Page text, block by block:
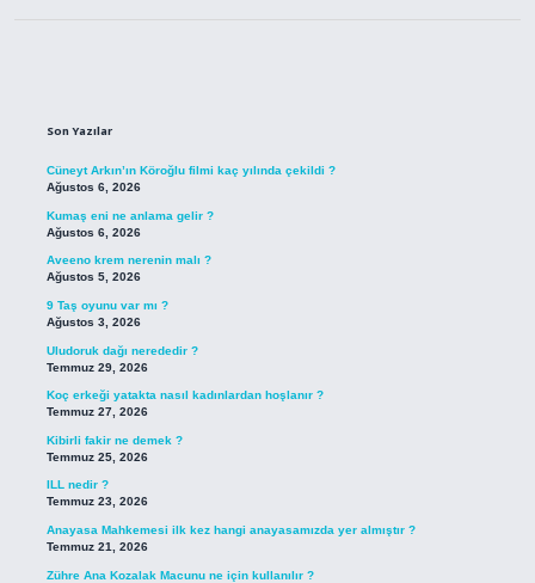
Son Yazılar
Cüneyt Arkın’ın Köroğlu filmi kaç yılında çekildi ?
Ağustos 6, 2026
Kumaş eni ne anlama gelir ?
Ağustos 6, 2026
Aveeno krem nerenin malı ?
Ağustos 5, 2026
9 Taş oyunu var mı ?
Ağustos 3, 2026
Uludoruk dağı nerededir ?
Temmuz 29, 2026
Koç erkeği yatakta nasıl kadınlardan hoşlanır ?
Temmuz 27, 2026
Kibirli fakir ne demek ?
Temmuz 25, 2026
ILL nedir ?
Temmuz 23, 2026
Anayasa Mahkemesi ilk kez hangi anayasamızda yer almıştır ?
Temmuz 21, 2026
Zühre Ana Kozalak Macunu ne için kullanılır ?